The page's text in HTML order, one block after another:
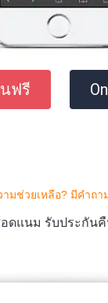
ฟรี
ามช่วยเหลือ? มีคําถา
ดแนม รับประกันคื